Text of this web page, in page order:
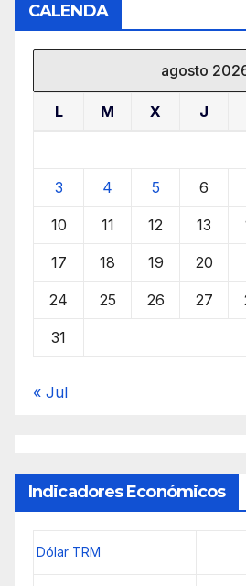
CALENDA
agosto
L M X J
3 4 5 6
10 11 12 13
17 18 19 20
24 25 26 27
31
« Jul
Indicadores Económicos
Dólar TRM